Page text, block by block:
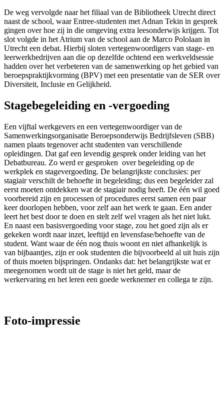
De weg vervolgde naar het filiaal van de Bibliotheek Utrecht direct
naast de school, waar Entree-studenten met Adnan Tekin in gesprek
gingen over hoe zij in die omgeving extra leesonderwijs krijgen. Tot
slot volgde in het Atrium van de school aan de Marco Pololaan in
Utrecht een debat. Hierbij sloten vertegenwoordigers van stage- en
leerwerkbedrijven aan die op dezelfde ochtend een werkveldsessie
hadden over het verbeteren van de samenwerking op het gebied van
beroepspraktijkvorming (BPV) met een presentatie van de SER over
Diversiteit, Inclusie en Gelijkheid.
Stagebegeleiding en -vergoeding
Een vijftal werkgevers en een vertegenwoordiger van de
Samenwerkingsorganisatie Beroepsonderwijs Bedrijfsleven (SBB)
namen plaats tegenover acht studenten van verschillende
opleidingen. Dat gaf een levendig gesprek onder leiding van het
Debatbureau. Zo werd er gesproken over begeleiding op de
werkplek en stagevergoeding. De belangrijkste conclusies: per
stagiair verschilt de behoefte in begeleiding; dus een begeleider zal
eerst moeten ontdekken wat de stagiair nodig heeft. De één wil goed
voorbereid zijn en processen of procedures eerst samen een paar
keer doorlopen hebben, voor zelf aan het werk te gaan. Een ander
leert het best door te doen en stelt zelf wel vragen als het niet lukt.
En naast een basisvergoeding voor stage, zou het goed zijn als er
gekeken wordt naar inzet, leeftijd en levensfase/behoefte van de
student. Want waar de één nog thuis woont en niet afhankelijk is
van bijbaantjes, zijn er ook studenten die bijvoorbeeld al uit huis zijn
of thuis moeten bijspringen. Ondanks dat: het belangrijkste wat er
meegenomen wordt uit de stage is niet het geld, maar de
werkervaring en het leren een goede werknemer en collega te zijn.
Foto-impressie